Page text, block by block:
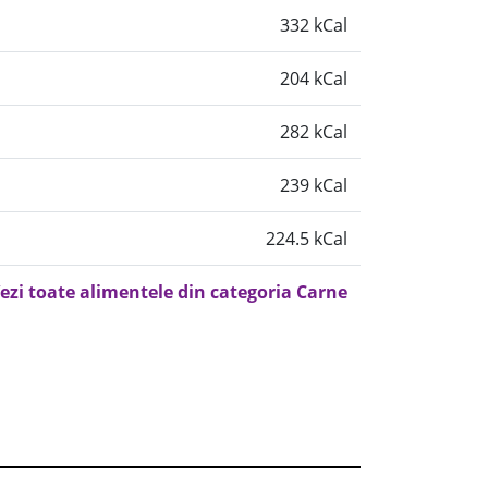
332 kCal
204 kCal
282 kCal
239 kCal
224.5 kCal
toate alimentele din categoria Carne